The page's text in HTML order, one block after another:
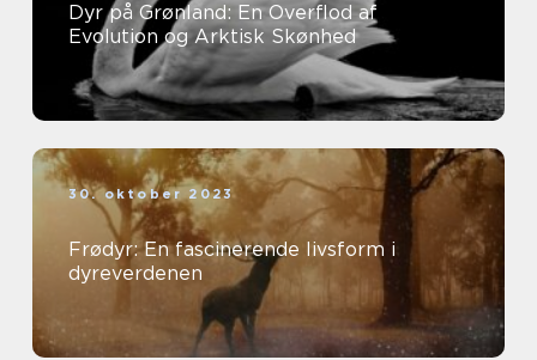
Dyr på Grønland: En Overflod af
Evolution og Arktisk Skønhed
30. oktober 2023
Frødyr: En fascinerende livsform i
dyreverdenen